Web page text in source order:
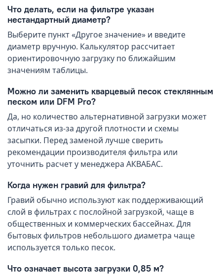
Что делать, если на фильтре указан
нестандартный диаметр?
Выберите пункт «Другое значение» и введите
диаметр вручную. Калькулятор рассчитает
ориентировочную загрузку по ближайшим
значениям таблицы.
Можно ли заменить кварцевый песок стеклянным
песком или DFM Pro?
Да, но количество альтернативной загрузки может
отличаться из-за другой плотности и схемы
засыпки. Перед заменой лучше сверить
рекомендации производителя фильтра или
уточнить расчет у менеджера АКВАБАС.
Когда нужен гравий для фильтра?
Гравий обычно используют как поддерживающий
слой в фильтрах с послойной загрузкой, чаще в
общественных и коммерческих бассейнах. Для
бытовых фильтров небольшого диаметра чаще
используется только песок.
Что означает высота загрузки 0,85 м?